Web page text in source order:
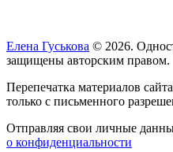
Елена Гуськова © 2026.
защищены авторским правом.
Перепечатка материалов
только с письменного
Отправляя свои личные
о конфиденциальности